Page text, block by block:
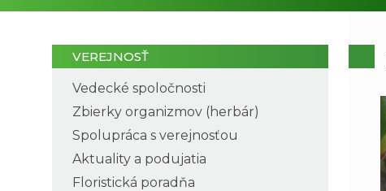
VEREJNOSŤ
Vedecké spoločnosti
Zbierky organizmov (herbár)
Spolupráca s verejnosťou
Aktuality a podujatia
Floristická poradňa